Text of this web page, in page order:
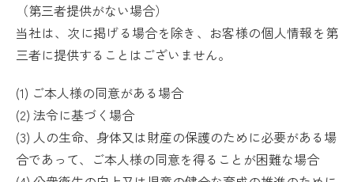
（第三者提供がない場合）
当社は、次に掲げる場合を除き、お客様の個人情報を第
三者に提供することはございません。
(1) ご本人様の同意がある場合
(2) 法令に基づく場合
(3) 人の生命、身体又は財産の保護のために必要がある場
合であって、ご本人様の同意を得ることが困難な場合